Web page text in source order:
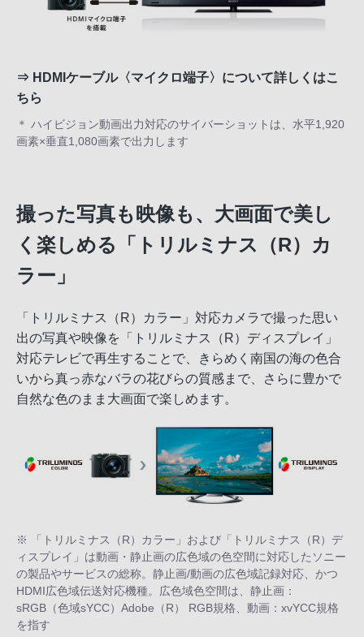
⇒ HDMIケーブル〈マイクロ端子〉について詳しくはこ
ちら
＊ ハイビジョン動画出力対応のサイバーショットは、水平1,920
画素×垂直1,080画素で出力します
撮った写真も映像も、大画面で美し
く楽しめる「トリルミナス（R）カ
ラー」
「トリルミナス（R）カラー」対応カメラで撮った思い
出の写真や映像を「トリルミナス（R）ディスプレイ」
対応テレビで再生することで、きらめく南国の海の色合
いから真っ赤なバラの花びらの質感まで、さらに豊かで
自然な色のまま大画面で楽しめます。
※ 「トリルミナス（R）カラー」および「トリルミナス（R）デ
ィスプレイ」は動画・静止画の広色域の色空間に対応したソニー
の製品やサービスの総称。静止画/動画の広色域記録対応、かつ
HDMI広色域伝送対応機種。広色域色空間は、静止画：
sRGB（色域sYCC）Adobe（R） RGB規格、動画：xvYCC規格
を指す